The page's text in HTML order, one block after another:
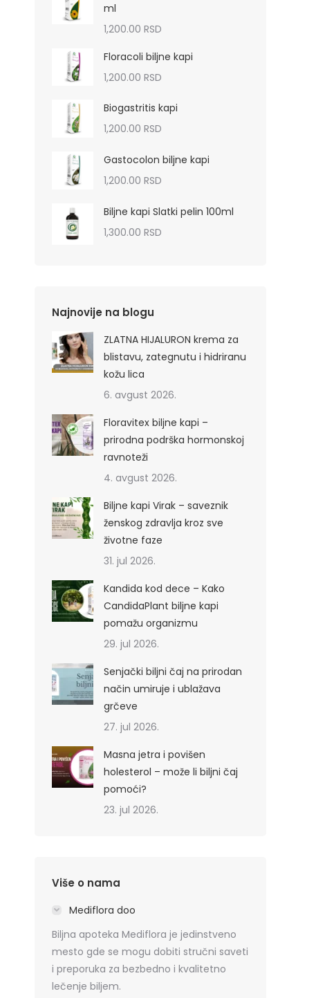
ml
1,200.00 RSD
Floracoli biljne kapi
1,200.00 RSD
Biogastritis kapi
1,200.00 RSD
Gastocolon biljne kapi
1,200.00 RSD
Biljne kapi Slatki pelin 100ml
1,300.00 RSD
Najnovije na blogu
ZLATNA HIJALURON krema za
blistavu, zategnutu i hidriranu
kožu lica
6. avgust 2026.
Floravitex biljne kapi –
prirodna podrška hormonskoj
ravnoteži
4. avgust 2026.
Biljne kapi Virak – saveznik
ženskog zdravlja kroz sve
životne faze
31. jul 2026.
Kandida kod dece – Kako
CandidaPlant biljne kapi
pomažu organizmu
29. jul 2026.
Senjački biljni čaj na prirodan
način umiruje i ublažava
grčeve
27. jul 2026.
Masna jetra i povišen
holesterol – može li biljni čaj
pomoći?
23. jul 2026.
Više o nama
Mediflora doo
Biljna apoteka Mediflora je jedinstveno
mesto gde se mogu dobiti stručni saveti
i preporuka za bezbedno i kvalitetno
lečenje biljem.